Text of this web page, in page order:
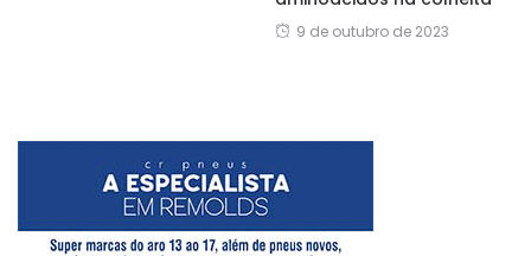
9 de outubro de 2023